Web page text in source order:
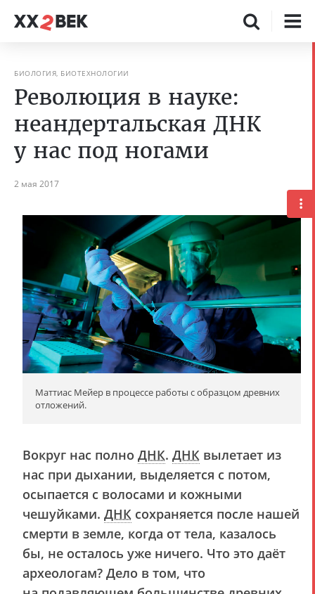
БИОЛОГИЯ, БИОТЕХНОЛОГИИ
Революция в науке:
неандертальская ДНК
у нас под ногами
2 мая 2017
Маттиас Мейер в процессе работы с образцом древних
отложений.
Вокруг нас полно ДНК. ДНК вылетает из
нас при дыхании, выделяется с потом,
осыпается с волосами и кожными
чешуйками. ДНК сохраняется после нашей
смерти в земле, когда от тела, казалось
бы, не осталось уже ничего. Что это даёт
археологам? Дело в том, что